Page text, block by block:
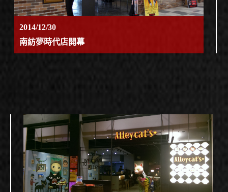
2014/12/30
南紡夢時代店開幕